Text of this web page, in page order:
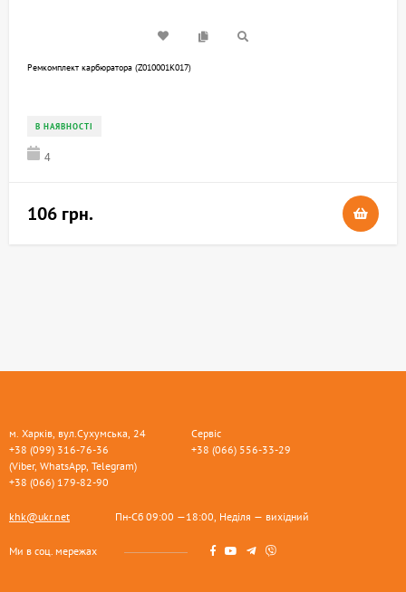
Ремкомплект карбюратора (Z010001K017)
В НАЯВНОСТІ
4
106 грн.
м. Харків, вул.Сухумська, 24
+38 (099) 316-76-36
(Viber, WhatsApp, Telegram)
+38 (066) 179-82-90
Сервіс
+38 (066) 556-33-29
khk@ukr.net Пн-Сб 09:00 —18:00, Неділя — вихідний
Ми в соц. мережах